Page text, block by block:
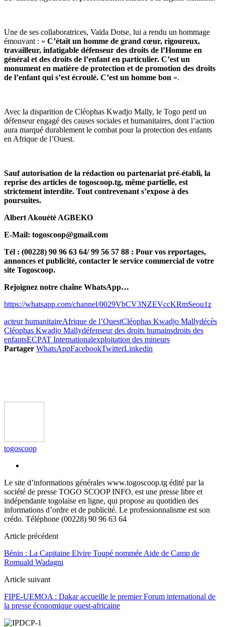
Une de ses collaboratrices, Vaïda Dotse, lui a rendu un hommage
émouvant : « C’était un homme de grand cœur, rigoureux,
travailleur, infatigable défenseur des droits de l’Homme en
général et des droits de l’enfant en particulier. C’est un
monument en matière de protection et de promotion des droits
de l’enfant qui s’est écroulé. C’est un homme bon ».
Avec la disparition de Cléophas Kwadjo Mally, le Togo perd un
défenseur engagé des causes sociales et humanitaires, dont l’action
aura marqué durablement le combat pour la protection des enfants
en Afrique de l’Ouest.
Sauf autorisation de la rédaction ou partenariat pré-établi, la
reprise des articles de togoscoop.tg, même partielle, est
strictement interdite. Tout contrevenant s’expose à des
poursuites.
Albert Akouété AGBEKO
E-Mail: togoscoop@gmail.com
Tél : (00228) 90 96 63 64/ 99 56 57 88 : Pour vos reportages,
annonces et publicité, contacter le service commercial de votre
site Togoscoop.
Rejoignez notre chaîne WhatsApp…
https://whatsapp.com/channel/0029VbCV3NZEVccKRmSeou1z
acteur humanitaireAfrique de l’OuestCléophas Kwadjo Mallydécès
Cléophas Kwadjo Mallydéfenseur des droits humainsdroits des
enfantsECPAT Internationalexploitation des mineurs
Partager WhatsAppFacebookTwitterLinkedin
togoscoop
Le site d’informations générales www.togoscoop.tg édité par la
société de presse TOGO SCOOP INFO, est une presse libre et
indépendante togolaise en ligne, qui propose au quotidien des
informations d’ordre et de publicité. Le professionnalisme est son
crédo. Téléphone (00228) 90 96 63 64
Article précédent
Bénin : La Capitaine Elvire Toupé nommée Aide de Camp de
Romuald Wadagni
Article suivant
FIPE-UEMOA : Dakar accueille le premier Forum international de
la presse économique ouest-africaine